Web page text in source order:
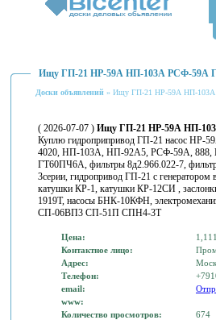
Ищу ГП-21 НР-59А НП-103А РСФ-59А
Доски объявлений » Ищу ГП-21 НР-59А НП-
( 2026-07-07 ) Ищу ГП-21 НР-59А НП-
Куплю гидроприпривод ГП-21 насос НР-
4020, НП-103А, НП-92А5, РСФ-59А, 888,
ГТ60ПЧ6А, фильтры 8д2.966.022-7,
3серии, гидропривод ГП-21 с
катушки КР-1, катушки КР-12СИ ,
1919Т, насосы БНК-10КФН,
СП-06ВП3 СП-51П СПН4-3Т
Цена:
Контактное лицо:
Адрес:
Телефон:
email:
www:
Количество просмотров:
674